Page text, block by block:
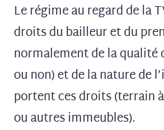
Le régime au regard de la
droits du bailleur et du
normalement de la qualité
ou non) et de la nature de
portent ces droits (terrain
ou autres immeubles).